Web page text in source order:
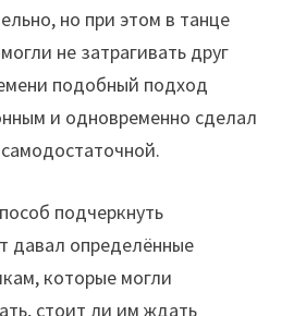
но при этом в танце
не затрагивать друг
подобный подход
и одновременно сделал
подчеркнуть
давал определённые
которые могли
стоит ли им ждать